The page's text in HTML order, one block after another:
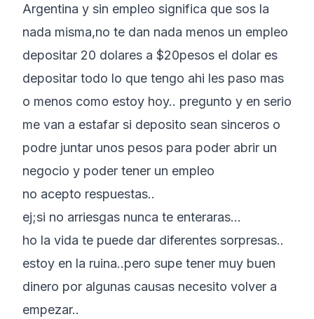
Argentina y sin empleo significa que sos la
nada misma,no te dan nada menos un empleo
depositar 20 dolares a $20pesos el dolar es
depositar todo lo que tengo ahi les paso mas
o menos como estoy hoy.. pregunto y en serio
me van a estafar si deposito sean sinceros o
podre juntar unos pesos para poder abrir un
negocio y poder tener un empleo
no acepto respuestas..
ej;si no arriesgas nunca te enteraras…
ho la vida te puede dar diferentes sorpresas..
estoy en la ruina..pero supe tener muy buen
dinero por algunas causas necesito volver a
empezar..